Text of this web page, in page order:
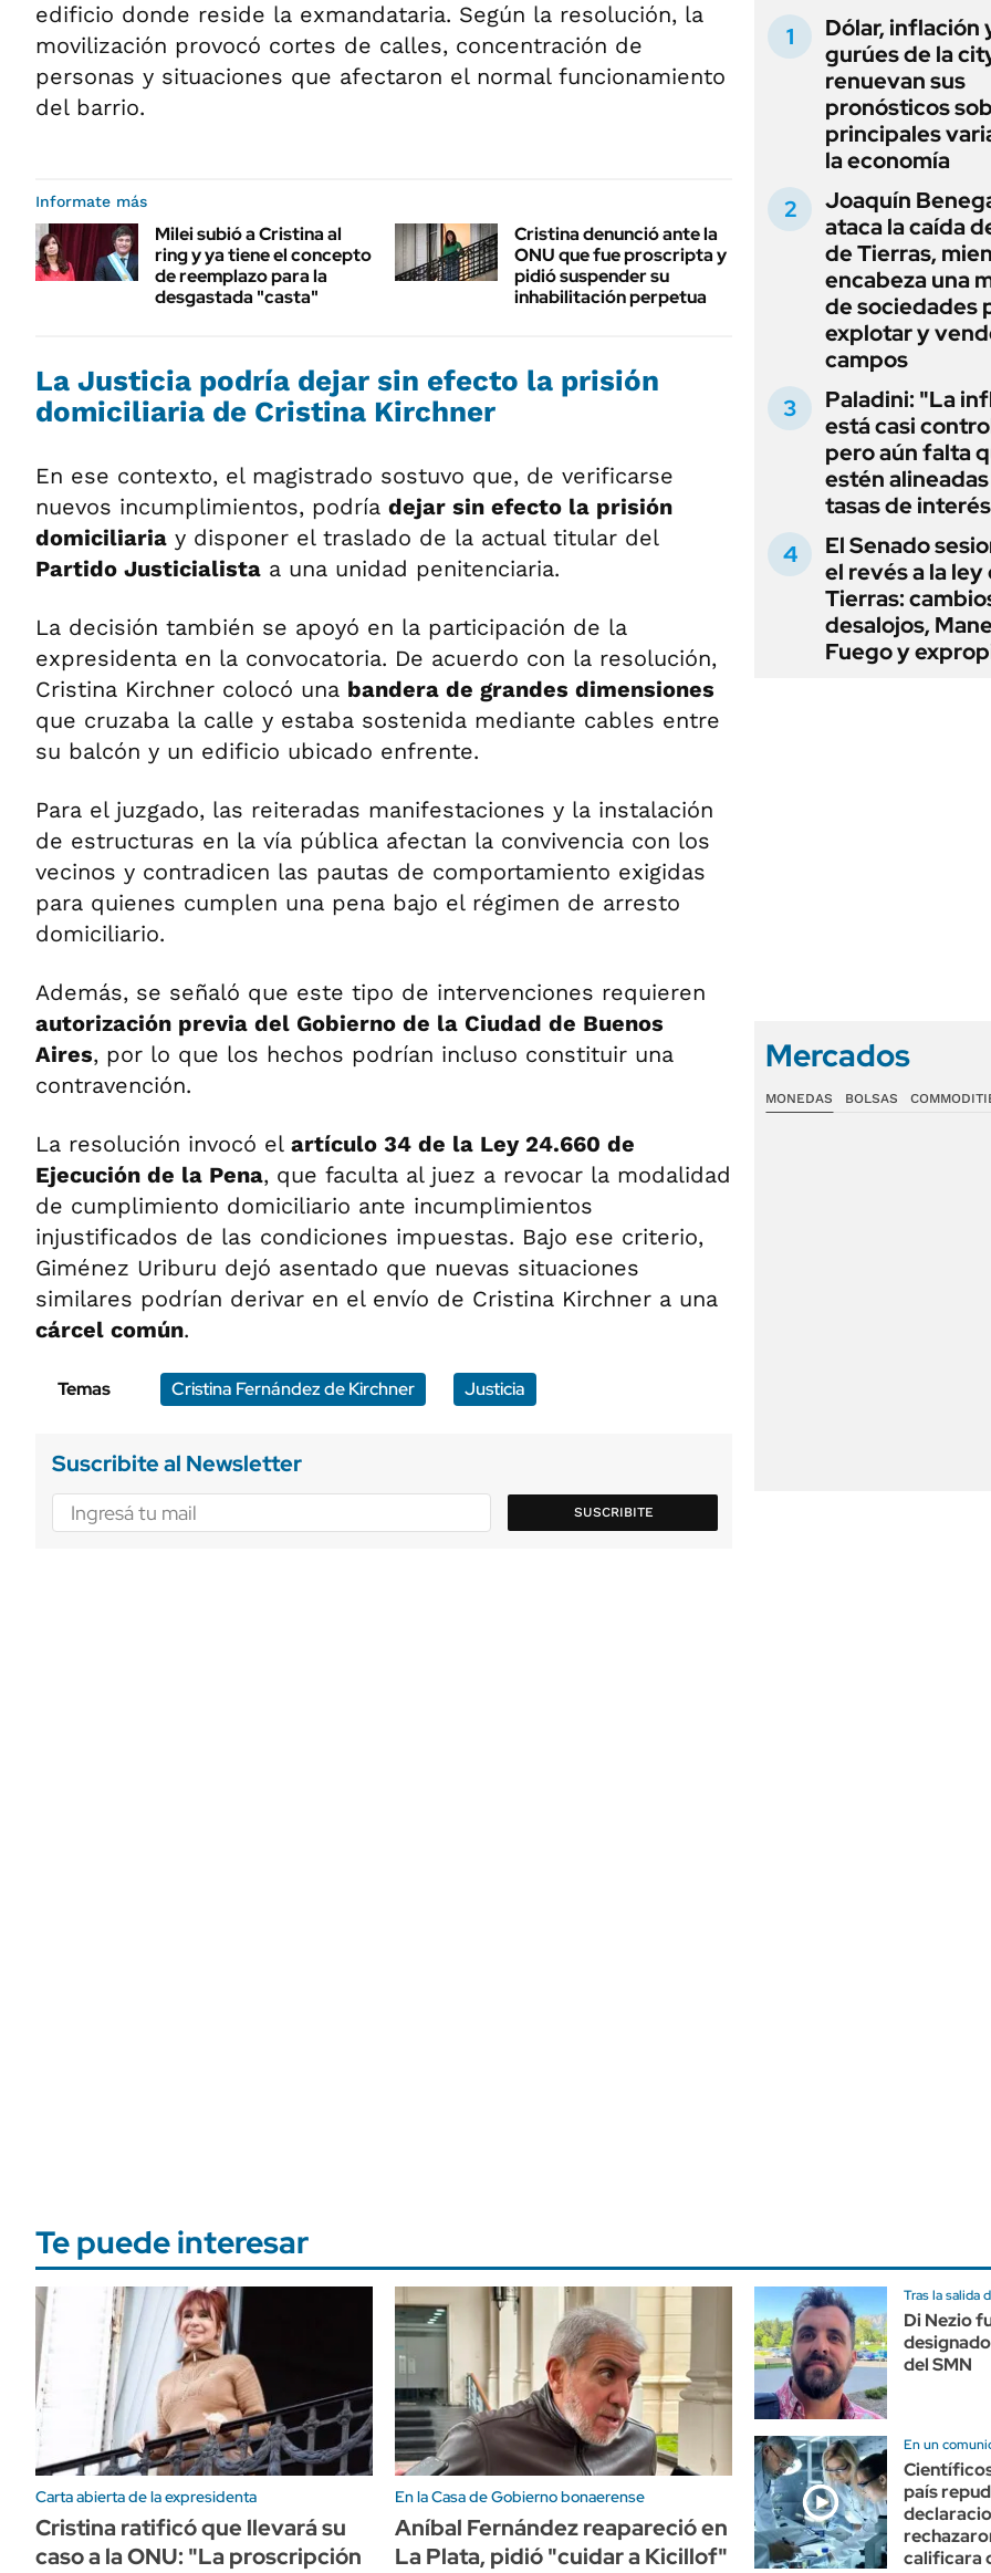
edificio donde reside la exmandataria. Según la resolución, la
movilización provocó cortes de calles, concentración de
personas y situaciones que afectaron el normal funcionamiento
del barrio.
Informate más
Milei subió a Cristina al
ring y ya tiene el concepto
de reemplazo para la
desgastada "casta"
Cristina denunció ante la
ONU que fue proscripta y
pidió suspender su
inhabilitación perpetua
La Justicia podría dejar sin efecto la prisión
domiciliaria de Cristina Kirchner
En ese contexto, el magistrado sostuvo que, de verificarse
nuevos incumplimientos, podría dejar sin efecto la prisión
domiciliaria y disponer el traslado de la actual titular del
Partido Justicialista a una unidad penitenciaria.
La decisión también se apoyó en la participación de la
expresidenta en la convocatoria. De acuerdo con la resolución,
Cristina Kirchner colocó una bandera de grandes dimensiones
que cruzaba la calle y estaba sostenida mediante cables entre
su balcón y un edificio ubicado enfrente.
Para el juzgado, las reiteradas manifestaciones y la instalación
de estructuras en la vía pública afectan la convivencia con los
vecinos y contradicen las pautas de comportamiento exigidas
para quienes cumplen una pena bajo el régimen de arresto
domiciliario.
Además, se señaló que este tipo de intervenciones requieren
autorización previa del Gobierno de la Ciudad de Buenos
Aires, por lo que los hechos podrían incluso constituir una
contravención.
La resolución invocó el artículo 34 de la Ley 24.660 de
Ejecución de la Pena, que faculta al juez a revocar la modalidad
de cumplimiento domiciliario ante incumplimientos
injustificados de las condiciones impuestas. Bajo ese criterio,
Giménez Uriburu dejó asentado que nuevas situaciones
similares podrían derivar en el envío de Cristina Kirchner a una
cárcel común.
Temas Cristina Fernández de Kirchner Justicia
Suscribite al Newsletter
SUSCRIBITE
Dólar, inflación
gurúes de la
renuevan sus
pronósticos
principales
la economía
Joaquín
ataca la caída
de Tierras,
encabeza una
de sociedades
explotar y
campos
Paladini: "La
está casi
pero aún falta
estén
tasas de
El Senado
el revés a la ley
Tierras:
desalojos,
Fuego y
Mercados
MONEDAS BOLSAS
Te puede interesar
Carta abierta de la expresidenta
Cristina ratificó que llevará su
caso a la ONU: "La proscripción
En la Casa de Gobierno bonaerense
Aníbal Fernández reapareció en
La Plata, pidió "cuidar a Kicillof"
Tras la salida
Di Nezio
del SMN
En un
país
calificara